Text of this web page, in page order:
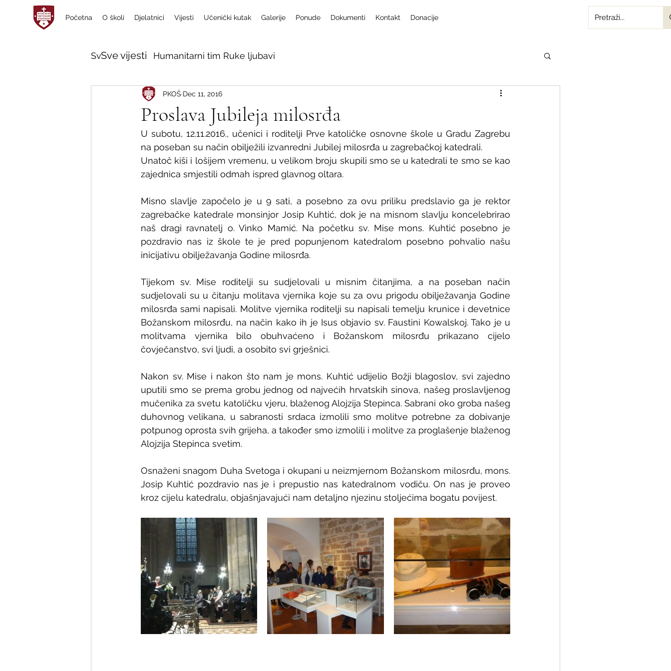
Početna O školi Djelatnici Vijesti Učenički kutak Galerije Ponude Dokumenti Kontakt Donacije
Sve vijesti Humanitarni tim Ruke ljubavi
Proslava Jubileja milosrđa
PKOŠ Dec 11, 2016
U subotu, 12.11.2016., učenici i roditelji Prve katoličke osnovne škole u Gradu Zagrebu
na poseban su način obilježili izvanredni Jubilej milosrđa u zagrebačkoj katedrali.
Unatoč kiši i lošijem vremenu, u velikom broju skupili smo se u katedrali te smo se kao
zajednica smjestili odmah ispred glavnog oltara.
Misno slavlje započelo je u 9 sati, a posebno za ovu priliku predslavio ga je rektor
zagrebačke katedrale monsinjor Josip Kuhtić, dok je na misnom slavlju koncelebrirao
naš dragi ravnatelj o. Vinko Mamić. Na početku sv. Mise mons. Kuhtić posebno je
pozdravio nas iz škole te je pred popunjenom katedralom posebno pohvalio našu
inicijativu obilježavanja Godine milosrđa.
Tijekom sv. Mise roditelji su sudjelovali u misnim čitanjima, a na poseban način
sudjelovali su u čitanju molitava vjernika koje su za ovu prigodu obilježavanja Godine
milosrđa sami napisali. Molitve vjernika roditelji su napisali temelju krunice i devetnice
Božanskom milosrđu, na način kako ih je Isus objavio sv. Faustini Kowalskoj. Tako je u
molitvama vjernika bilo obuhvaćeno i Božanskom milosrđu prikazano cijelo
čovječanstvo, svi ljudi, a osobito svi grješnici.
Nakon sv. Mise i nakon što nam je mons. Kuhtić udijelio Božji blagoslov, svi zajedno
uputili smo se prema grobu jednog od najvećih hrvatskih sinova, našeg proslavljenog
mučenika za svetu katoličku vjeru, blaženog Alojzija Stepinca. Sabrani oko groba našeg
duhovnog velikana, u sabranosti srdaca izmolili smo molitve potrebne za dobivanje
potpunog oprosta svih grijeha, a također smo izmolili i molitve za proglašenje blaženog
Alojzija Stepinca svetim.
Osnaženi snagom Duha Svetoga i okupani u neizmjernom Božanskom milosrđu, mons.
Josip Kuhtić pozdravio nas je i prepustio nas katedralnom vodiču. On nas je proveo
kroz cijelu katedralu, objašnjavajući nam detaljno njezinu stoljećima bogatu povijest.
Sve vijesti